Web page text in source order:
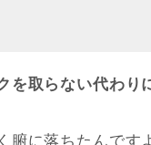
を取らない代わり
腑に落ちたんです